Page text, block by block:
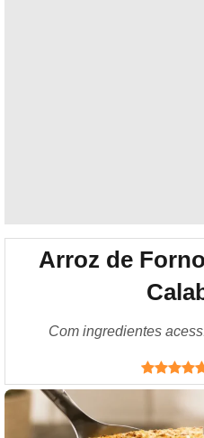
Arroz de
Com ingredientes